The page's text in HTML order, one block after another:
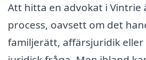
Att hitta en advokat i Vintrie
process, oavsett om det
familjerätt, affärsjuridik